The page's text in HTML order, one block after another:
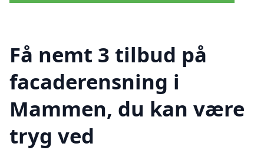
Få nemt 3 tilbud på
facaderensning i
Mammen, du kan være
tryg ved